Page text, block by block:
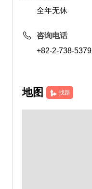
全年无休
咨询电话
+82-2-738-5379
地图 找路